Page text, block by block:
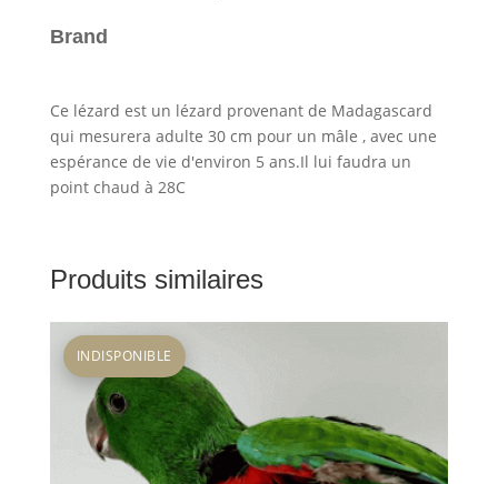
Brand
Ce lézard est un lézard provenant de Madagascard
qui mesurera adulte 30 cm pour un mâle , avec une
espérance de vie d'environ 5 ans.Il lui faudra un
point chaud à 28C
Produits similaires
INDISPONIBLE